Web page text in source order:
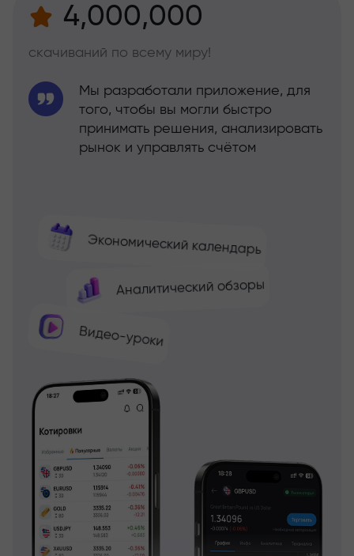
4,000,000
скачиваний по всему миру!
Экономический календарь
Аналитический обзоры
Видео-уроки
Мы разработали приложение, для
того, чтобы вы могли быстро
принимать решения, анализировать
рынок и управлять счётом